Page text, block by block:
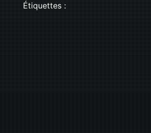
Étiquettes :